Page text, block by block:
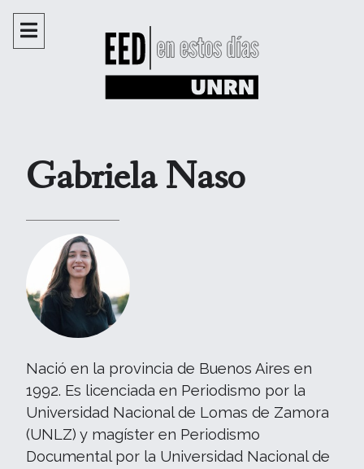
Gabriela Naso
Nació en la provincia de Buenos Aires en
1992. Es licenciada en Periodismo por la
Universidad Nacional de Lomas de Zamora
(UNLZ) y magíster en Periodismo
Documental por la Universidad Nacional de